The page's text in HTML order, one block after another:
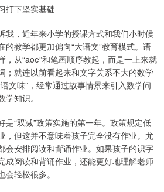
打下坚实基础
我，近年来小学的授课方式和我们小时候
的教学都更加偏向“大语文”教育模式。语
，从“aoe”和笔画顺序教起，而是一上来就
；就连以前看起来和文字关系不大的数学
文味”，经常通过故事情景来引入数学问
知识。
是“双减”政策实施的第一年。政策规定低
，但这并不意味着孩子完全没有作业。尤
会安排阅读和背诵作业。如果孩子的识字
成阅读和背诵作业，还能更好地理解老师
轻松很多。